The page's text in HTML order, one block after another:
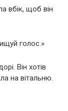
вбік, щоб він
голос.»
Він хотів
на вітальню.